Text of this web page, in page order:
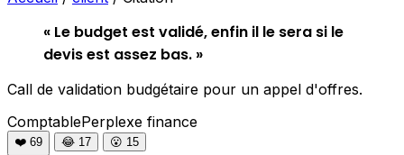
« Le budget est validé, enfin il le sera si le
devis est assez bas. »
Call de validation budgétaire pour un appel d'offres.
ComptablePerplexe finance
❤️ 69 😂 17 😮 15